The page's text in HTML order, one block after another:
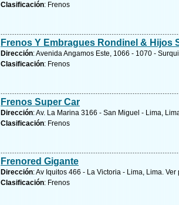
Clasificación: Frenos
Frenos Y Embragues Rondinel & Hijos
Dirección: Avenida Angamos Este, 1066 - 1070 -
Clasificación: Frenos
Frenos Super Car
Dirección: Av. La Marina 3166 - San Miguel - Lima,
Clasificación: Frenos
Frenored Gigante
Dirección: Av Iquitos 466 - La Victoria - Lima, Lima. Ver
Clasificación: Frenos